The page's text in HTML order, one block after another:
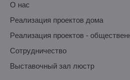
O нас
Pеализация проектов дома
Pеализация проектов -
Сотрудничество
Выставочный зал люстр